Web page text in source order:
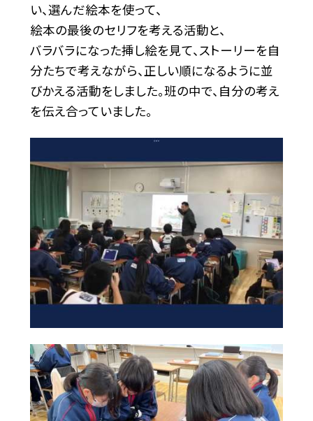
い、選んだ絵本を使って、
絵本の最後のセリフを考える活動と、
バラバラになった挿し絵を見て、ストーリーを自
分たちで考えながら、正しい順になるように並
びかえる活動をしました。班の中で、自分の考え
を伝え合っていました。